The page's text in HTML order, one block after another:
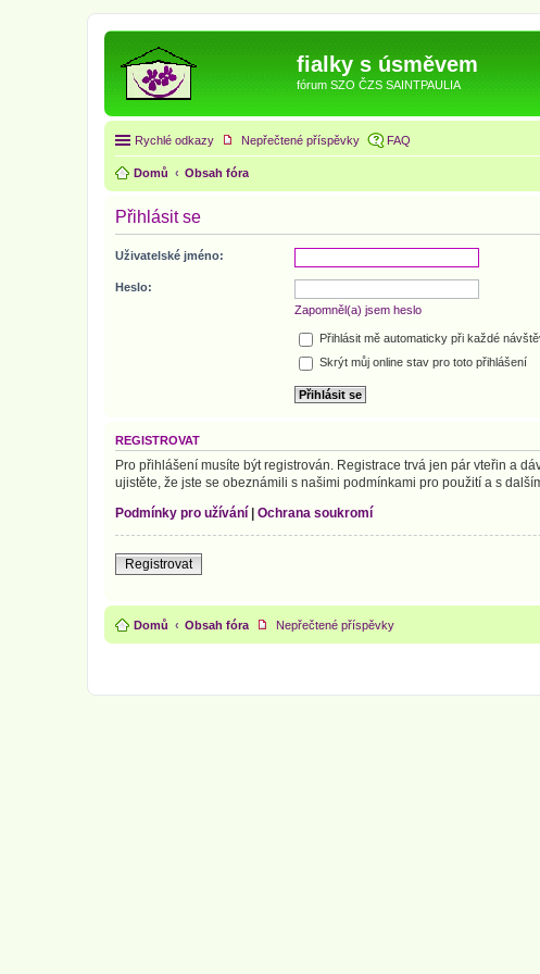
fialky s úsměvem
fórum SZO ČZS SAINTPAULIA
Rychlé odkazy Nepřečtené příspěvky FAQ
Domů Obsah fóra
Přihlásit se
Uživatelské jméno:
Heslo:
Zapomněl(a) jsem heslo
Přihlásit mě automaticky při každé
Skrýt můj online stav pro toto přihlášení
REGISTROVAT
Pro přihlášení musíte být registrován. Registrace trvá jen pár vteřin a
ujistěte, že jste se obeznámili s našimi podmínkami pro použití a s
Podmínky pro užívání
Ochrana soukromí
Registrovat
Domů Obsah fóra Nepřečtené příspěvky